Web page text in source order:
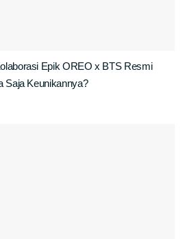
Epik OREO x BTS Resmi
Saja Keunikannya?